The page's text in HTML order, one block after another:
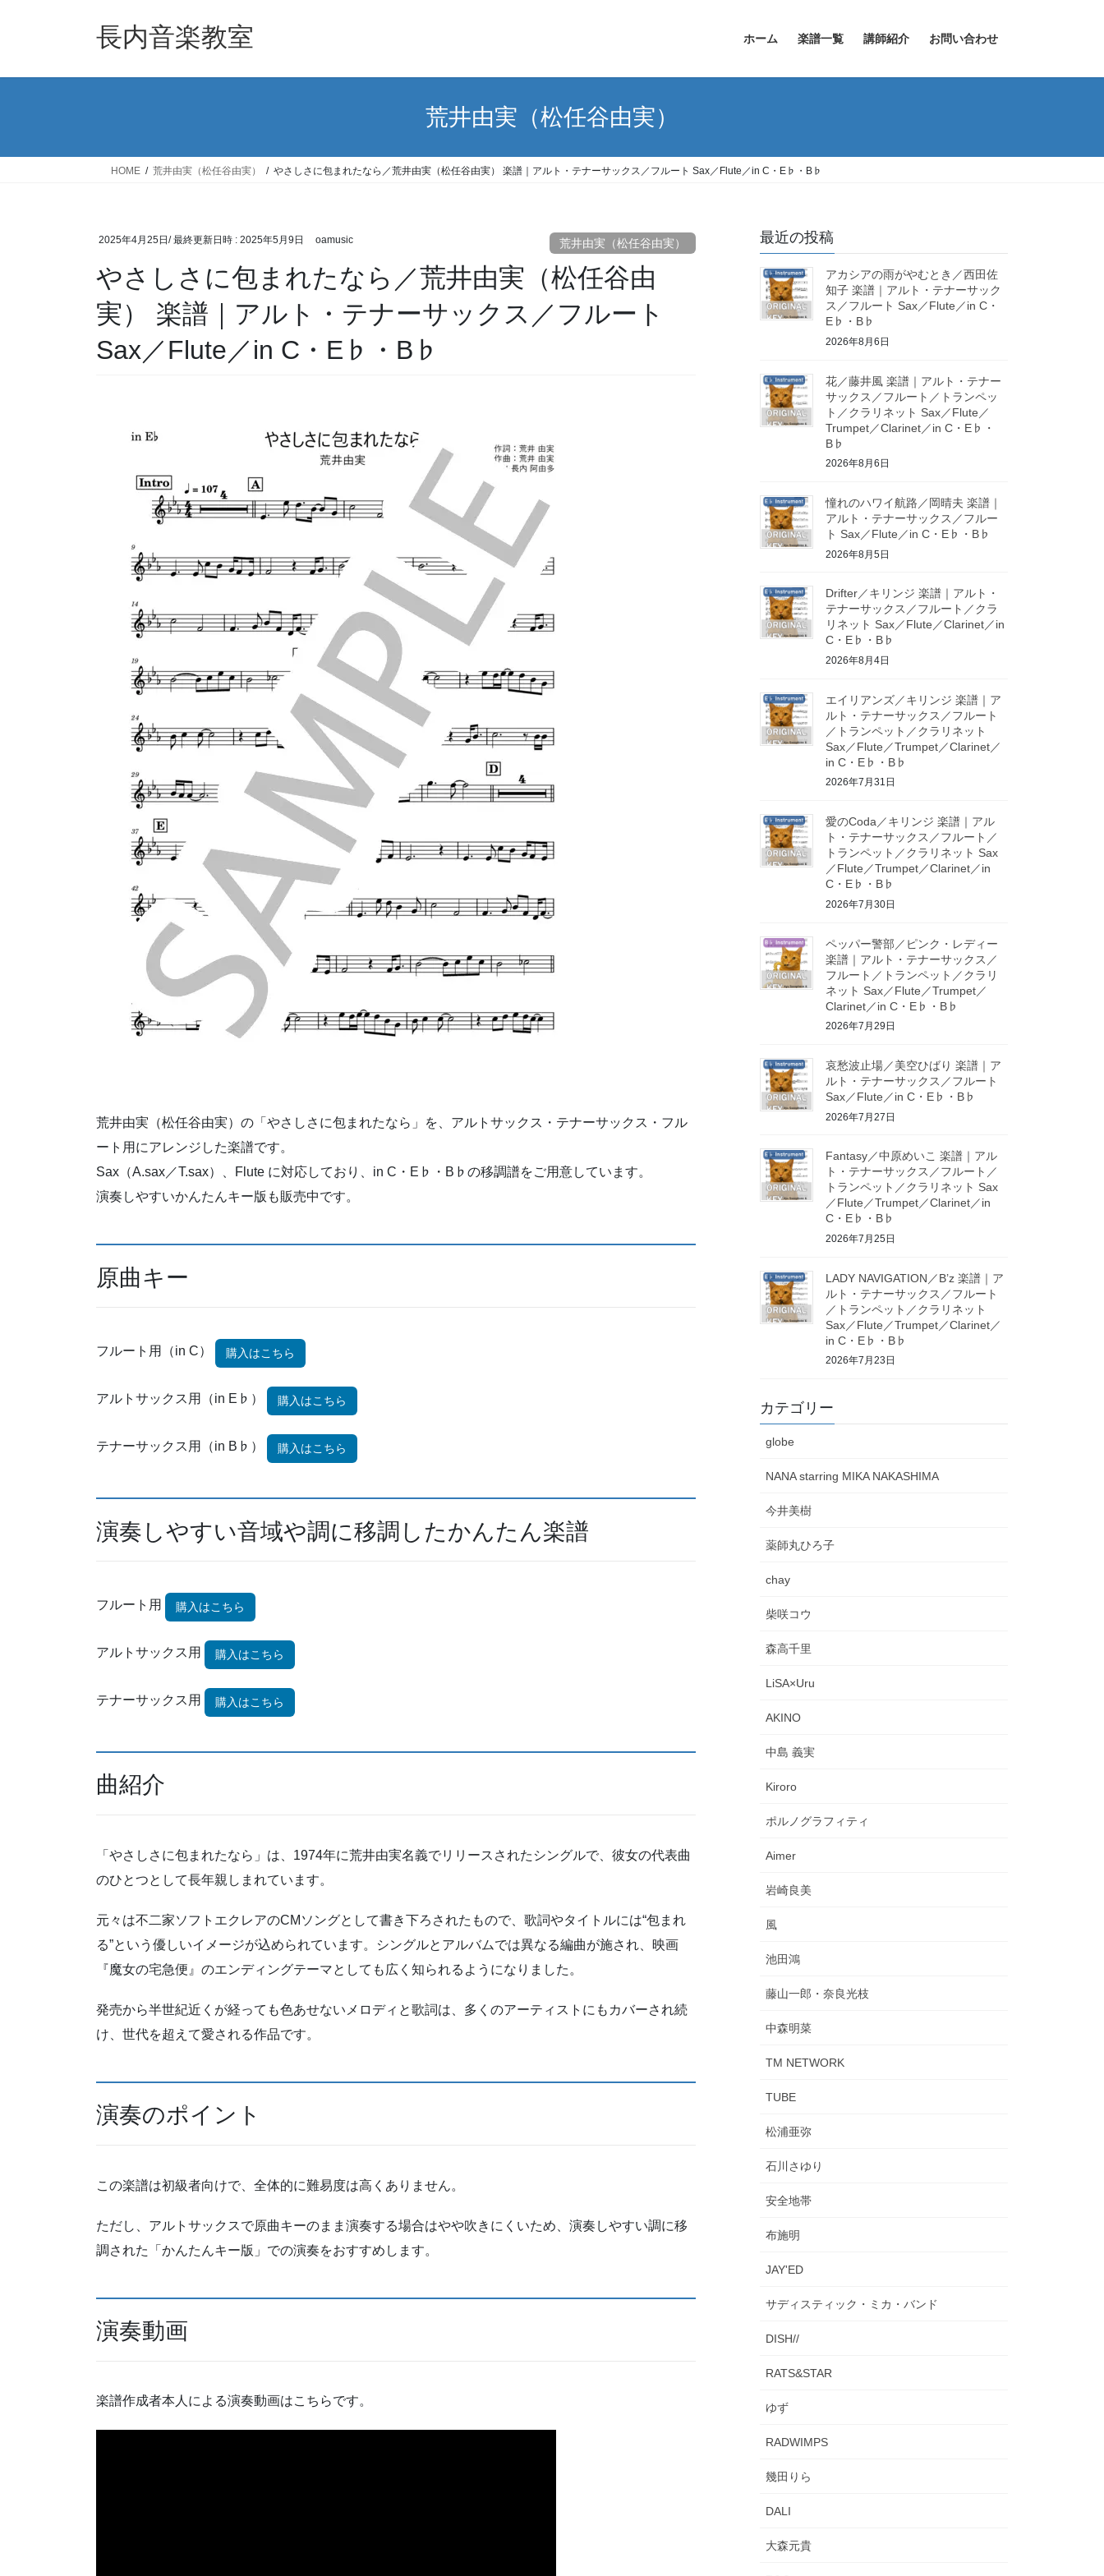
長内音楽教室 ホーム 楽譜一覧 講師紹介 お問い合わせ
荒井由実（松任谷由実）
HOME 荒井由実（松任谷由実） やさしさに包まれたなら／荒井由実（松任谷由実） 楽譜｜アルト・テナーサックス／フルート Sax／Flute／in C・E♭・B♭
2025年4月25日 / 最終更新日時 : 2025年5月9日 oamusic 荒井由実（松任谷由実）
やさしさに包まれたなら／荒井由実（松任谷由
実） 楽譜｜アルト・テナーサックス／フルート
Sax／Flute／in C・E♭・B♭
荒井由実（松任谷由実）の「やさしさに包まれたなら」を、アルトサックス・テナーサックス・フル
ート用にアレンジした楽譜です。
Sax（A.sax／T.sax）、Flute に対応しており、in C・E♭・B♭の移調譜をご用意しています。
演奏しやすいかんたんキー版も販売中です。
原曲キー
フルート用（in C） 購入はこちら
アルトサックス用（in E♭） 購入はこちら
テナーサックス用（in B♭） 購入はこちら
演奏しやすい音域や調に移調したかんたん楽譜
フルート用 購入はこちら
アルトサックス用 購入はこちら
テナーサックス用 購入はこちら
曲紹介
「やさしさに包まれたなら」は、1974年に荒井由実名義でリリースされたシングルで、彼女の代表曲
のひとつとして長年親しまれています。
元々は不二家ソフトエクレアのCMソングとして書き下ろされたもので、歌詞やタイトルには“包まれ
る”という優しいイメージが込められています。シングルとアルバムでは異なる編曲が施され、映画
『魔女の宅急便』のエンディングテーマとしても広く知られるようになりました。
発売から半世紀近くが経っても色あせないメロディと歌詞は、多くのアーティストにもカバーされ続
け、世代を超えて愛される作品です。
演奏のポイント
この楽譜は初級者向けで、全体的に難易度は高くありません。
ただし、アルトサックスで原曲キーのまま演奏する場合はやや吹きにくいため、演奏しやすい調に移
調された「かんたんキー版」での演奏をおすすめします。
演奏動画
楽譜作成者本人による演奏動画はこちらです。
最近の投稿
アカシアの雨がやむとき／西田佐
知子 楽譜｜アルト・テナーサック
ス／フルート Sax／Flute／in C・
E♭・B♭
2026年8月6日
花／藤井風 楽譜｜アルト・テナー
サックス／フルート／トランペッ
ト／クラリネット Sax／Flute／
Trumpet／Clarinet／in C・E♭・
B♭
2026年8月6日
憧れのハワイ航路／岡晴夫 楽譜｜
アルト・テナーサックス／フルー
ト Sax／Flute／in C・E♭・B♭
2026年8月5日
Drifter／キリンジ 楽譜｜アルト・
テナーサックス／フルート／クラ
リネット Sax／Flute／Clarinet／in
C・E♭・B♭
2026年8月4日
エイリアンズ／キリンジ 楽譜｜ア
ルト・テナーサックス／フルート
／トランペット／クラリネット
Sax／Flute／Trumpet／Clarinet／
in C・E♭・B♭
2026年7月31日
愛のCoda／キリンジ 楽譜｜アル
ト・テナーサックス／フルート／
トランペット／クラリネット Sax
／Flute／Trumpet／Clarinet／in
C・E♭・B♭
2026年7月30日
ペッパー警部／ピンク・レディー
楽譜｜アルト・テナーサックス／
フルート／トランペット／クラリ
ネット Sax／Flute／Trumpet／
Clarinet／in C・E♭・B♭
2026年7月29日
哀愁波止場／美空ひばり 楽譜｜ア
ルト・テナーサックス／フルート
Sax／Flute／in C・E♭・B♭
2026年7月27日
Fantasy／中原めいこ 楽譜｜アル
ト・テナーサックス／フルート／
トランペット／クラリネット Sax
／Flute／Trumpet／Clarinet／in
C・E♭・B♭
2026年7月25日
LADY NAVIGATION／B’z 楽譜｜ア
ルト・テナーサックス／フルート
／トランペット／クラリネット
Sax／Flute／Trumpet／Clarinet／
in C・E♭・B♭
2026年7月23日
カテゴリー
globe
NANA starring MIKA NAKASHIMA
今井美樹
薬師丸ひろ子
chay
柴咲コウ
森高千里
LiSA×Uru
AKINO
中島 義実
Kiroro
ポルノグラフィティ
Aimer
岩崎良美
風
池田鴻
藤山一郎・奈良光枝
中森明菜
TM NETWORK
TUBE
松浦亜弥
石川さゆり
安全地帯
布施明
JAY'ED
サディスティック・ミカ・バンド
DISH//
RATS&STAR
ゆず
RADWIMPS
幾田りら
DALI
大森元貴